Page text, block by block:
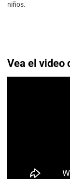
niños.
Vea el video